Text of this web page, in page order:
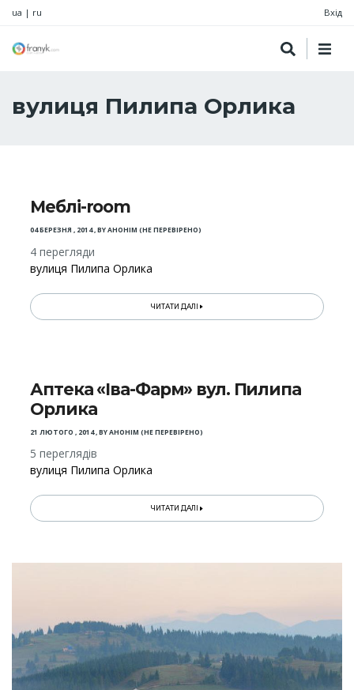
ua | ru Вхід
вулиця Пилипа Орлика
Меблі-room
04 БЕРЕЗНЯ , 2014,BYАНОНІМ (НЕ ПЕРЕВІРЕНО)
4 перегляди
вулиця Пилипа Орлика
ЧИТАТИ ДАЛІ
Аптека «Іва-Фарм» вул. Пилипа
Орлика
21 ЛЮТОГО , 2014,BYАНОНІМ (НЕ ПЕРЕВІРЕНО)
5 переглядів
вулиця Пилипа Орлика
ЧИТАТИ ДАЛІ